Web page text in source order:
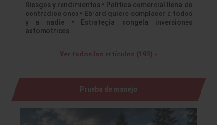
Riesgos y rendimientos • Política comercial llena de
contradicciones • Ebrard quiere complacer a todos
y a nadie • Estrategia congela inversiones
automotrices
Ver todos los artículos (193) »
Prueba de manejo